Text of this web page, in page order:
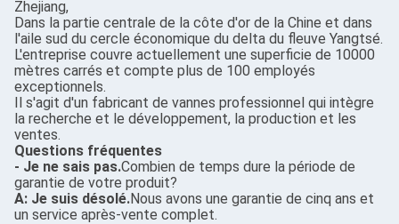
Zhejiang,
Dans la partie centrale de la côte d'or de la Chine et dans
l'aile sud du cercle économique du delta du fleuve Yangtsé.
L'entreprise couvre actuellement une superficie de 10000
mètres carrés et compte plus de 100 employés
exceptionnels.
Il s'agit d'un fabricant de vannes professionnel qui intègre
la recherche et le développement, la production et les
ventes.
Questions fréquentes
- Je ne sais pas.Combien de temps dure la période de
garantie de votre produit?
A: Je suis désolé.Nous avons une garantie de cinq ans et
un service après-vente complet.